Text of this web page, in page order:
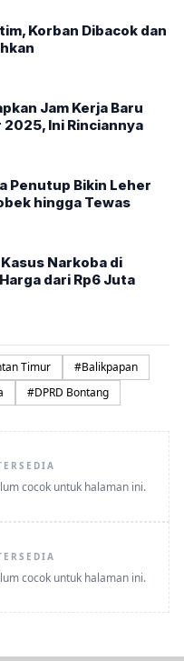
Korban Dibacok dan
Jam Kerja Baru
2025, Ini Rinciannya
Penutup Bikin Leher
hingga Tewas
Narkoba di
dari Rp6 Juta
Timur #Balikpapan
#DPRD Bontang
cocok untuk halaman ini.
cocok untuk halaman ini.